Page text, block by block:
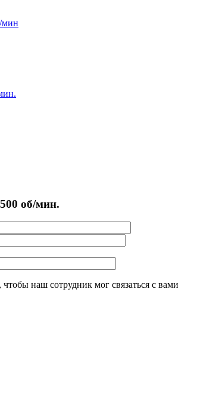
мин
об/мин.
наш сотрудник мог связаться с вами